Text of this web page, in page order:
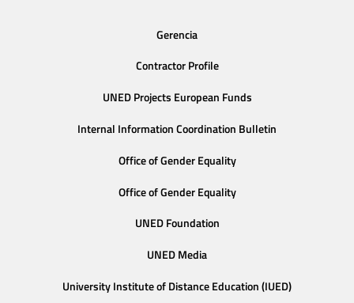
Gerencia
Contractor Profile
UNED Projects European Funds
Internal Information Coordination Bulletin
Office of Gender Equality
Office of Gender Equality
UNED Foundation
UNED Media
University Institute of Distance Education (IUED)